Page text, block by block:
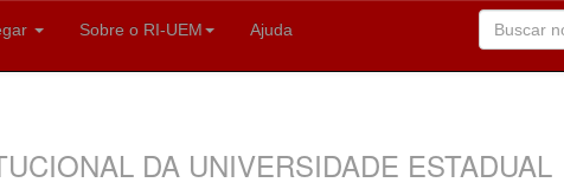
Sobre o RI-UEM Ajuda
DA UNIVERSIDADE ESTADUAL